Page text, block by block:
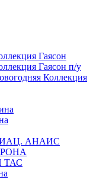
Гаясон
Гаясон п/у
Коллекция
АНАИС
ТАС